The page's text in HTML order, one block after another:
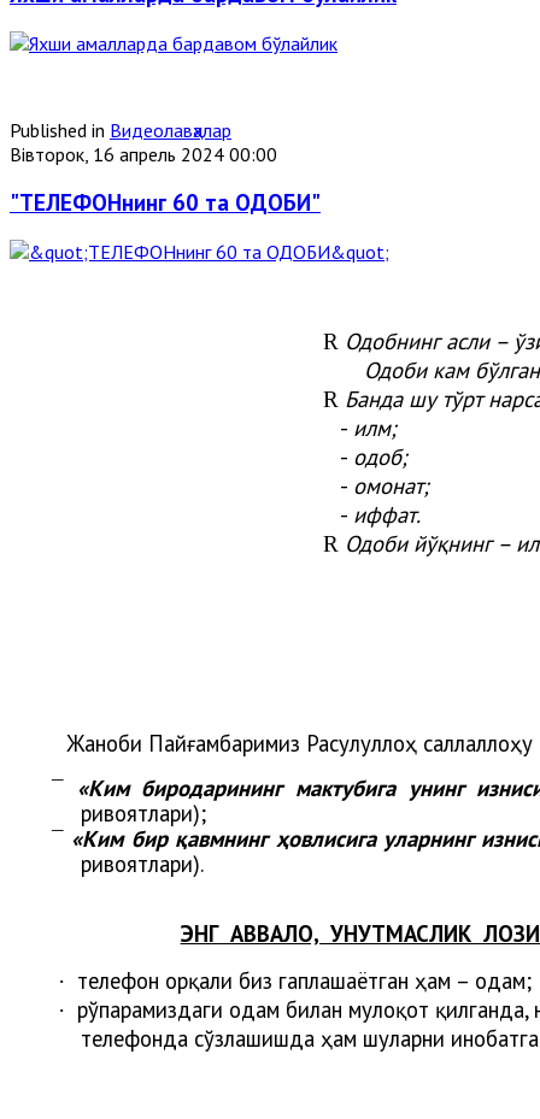
Published in Видеолавҳалар
Вівторок, 16 апрель 2024 00:00
"ТЕЛЕФОНнинг 60 та ОДОБИ"
R Одобнинг асли –
Одоби кам
R Банда шу тўрт
- илм;
- одоб;
- омонат;
- иффат.
R Одоби йўқнинг –
Жаноби Пайғамбаримиз Расулуллоҳ
¯
«Ким биродарининг мактубига унинг
ривоятлари);
¯ «Ким бир қавмнинг ҳовлисига уларнинг
ривоятлари).
ЭНГ АВВАЛО, УНУТМАСЛИК
· телефон орқали биз гаплашаётган ҳам – одам;
· рўпарамиздаги одам билан мулоқот қилганда,
телефонда сўзлашишда ҳам шуларни